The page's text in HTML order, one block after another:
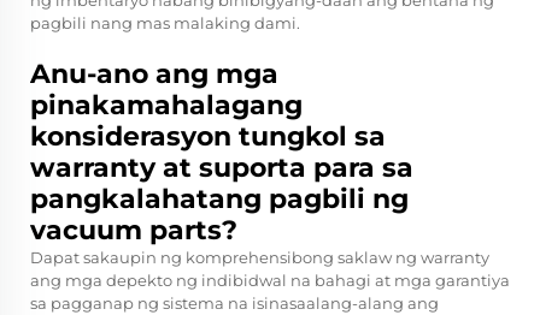
pagbili nang mas malaking dami.
Anu-ano ang mga
pinakamahalagang
konsiderasyon tungkol sa
warranty at suporta para sa
pangkalahatang pagbili ng
vacuum parts?
Dapat sakaupin ng komprehensibong saklaw ng warranty
ang mga depekto ng indibidwal na bahagi at mga garantiya
sa pagganap ng sistema na isinasaalang-alang ang